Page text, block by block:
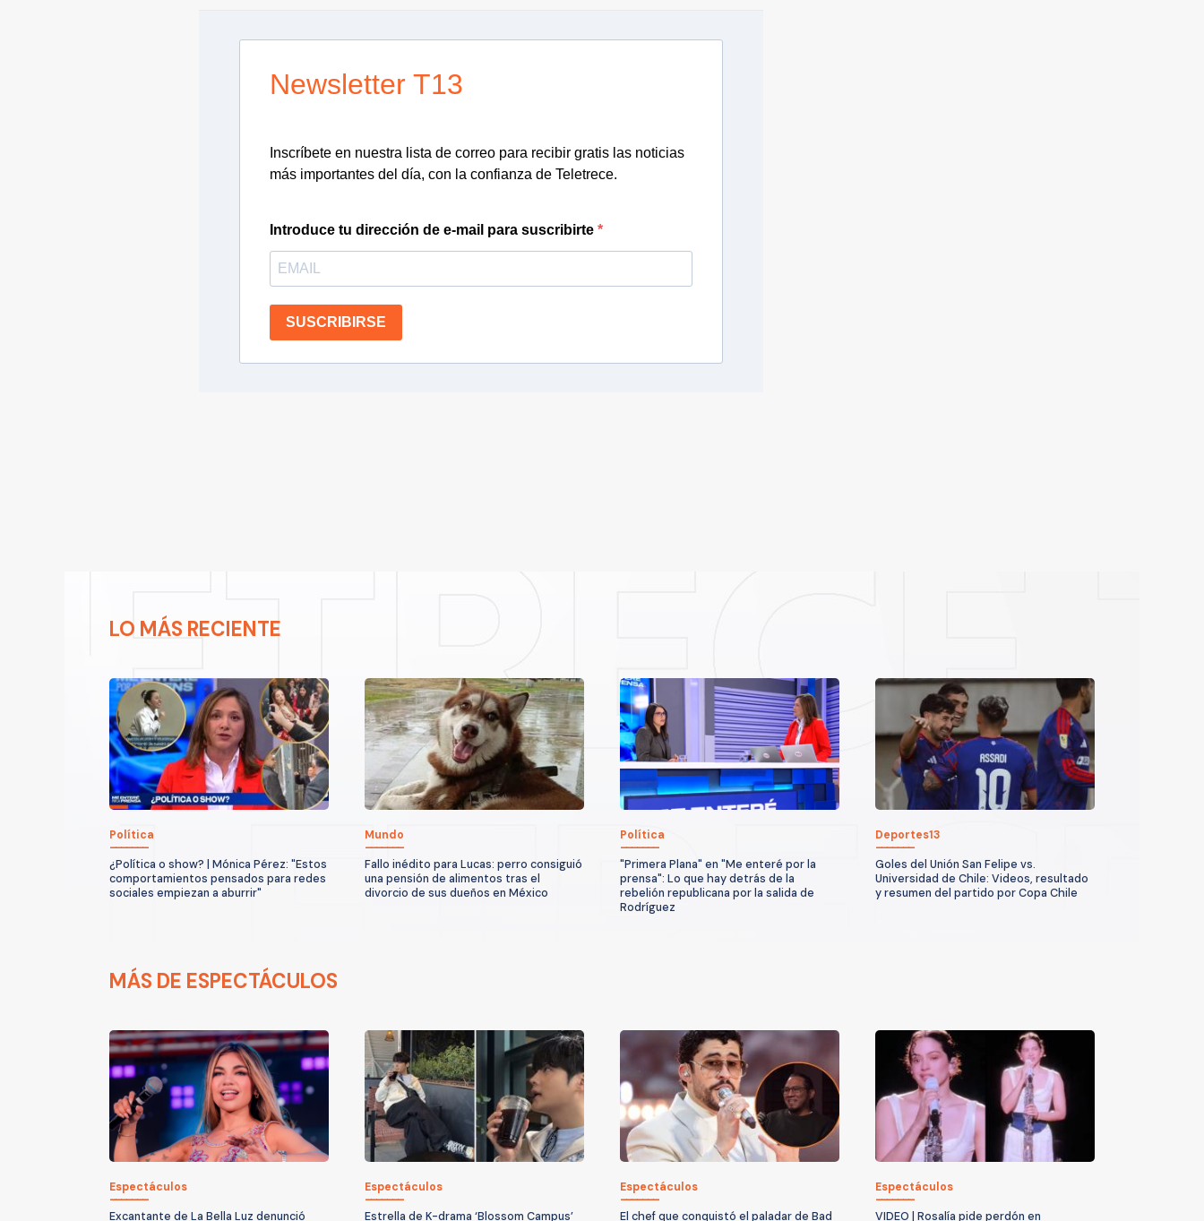
Newsletter T13
Inscríbete en nuestra lista de correo para recibir gratis las noticias
más importantes del día, con la confianza de Teletrece.
Introduce tu dirección de e-mail para suscribirte
SUSCRIBIRSE
LO MÁS RECIENTE
Política
¿Política o show? | Mónica Pérez: "Estos
comportamientos pensados para redes
sociales empiezan a aburrir"
Mundo
Fallo inédito para Lucas: perro consiguió
una pensión de alimentos tras el
divorcio de sus dueños en México
Política
"Primera Plana" en "Me enteré por la
prensa": Lo que hay detrás de la
rebelión republicana por la salida de
Rodríguez
Deportes13
Goles del Unión San Felipe vs.
Universidad de Chile: Videos, resultado
y resumen del partido por Copa Chile
MÁS DE ESPECTÁCULOS
Espectáculos
Excantante de La Bella Luz denunció
Espectáculos
Estrella de K-drama ‘Blossom Campus’
Espectáculos
El chef que conquistó el paladar de Bad
Espectáculos
VIDEO | Rosalía pide perdón en